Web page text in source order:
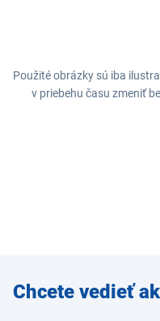
Použité obrázky sú iba
v priebehu času zmeniť
Zadajte
e-mail
Chcete vedieť